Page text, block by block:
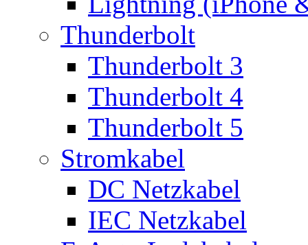
Thunderbolt
Thunderbolt 3
Thunderbolt 4
Thunderbolt 5
Stromkabel
DC Netzkabel
IEC Netzkabel